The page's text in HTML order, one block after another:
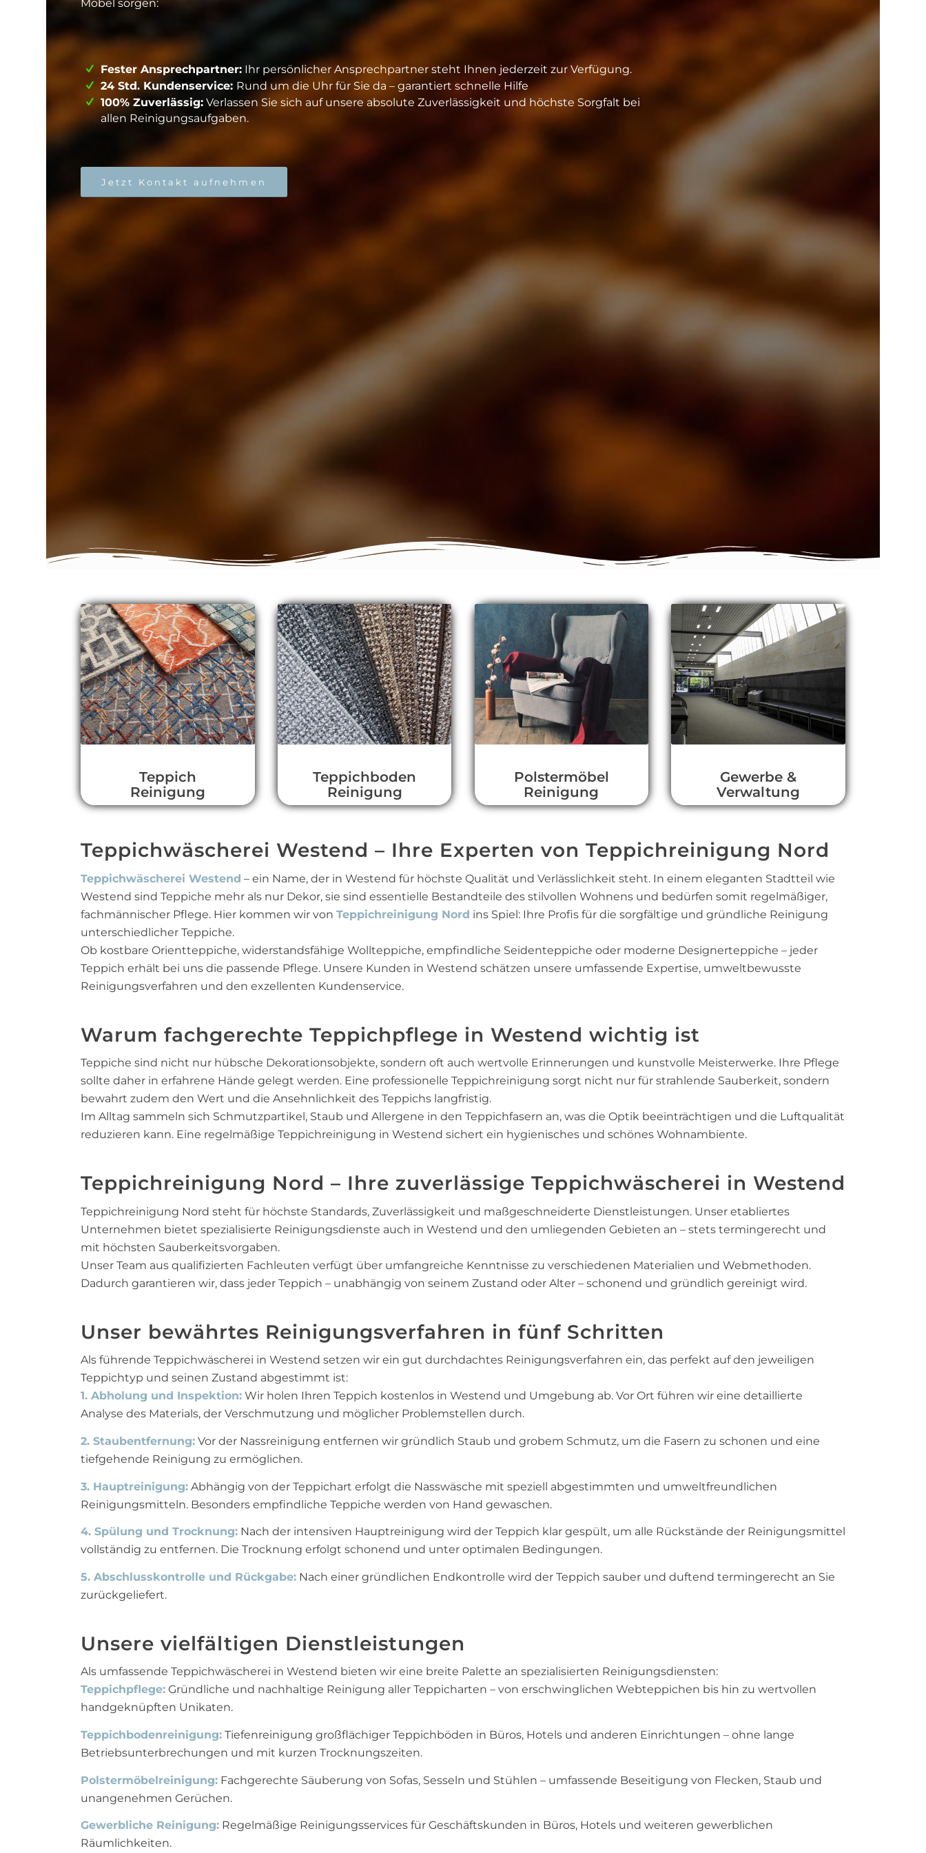
Möbel sorgen:
Fester Ansprechpartner: Ihr persönlicher Ansprechpartner steht Ihnen jederzeit zur Verfügung.
24 Std. Kundenservice: Rund um die Uhr für Sie da – garantiert schnelle Hilfe
100% Zuverlässig: Verlassen Sie sich auf unsere absolute Zuverlässigkeit und höchste Sorgfalt bei
allen Reinigungsaufgaben.
Jetzt Kontakt aufnehmen
Teppich
Reinigung
Teppichboden
Reinigung
Polstermöbel
Reinigung
Gewerbe &
Verwaltung
Teppichwäscherei Westend – Ihre Experten von Teppichreinigung Nord
Teppichwäscherei Westend – ein Name, der in Westend für höchste Qualität und Verlässlichkeit steht. In einem eleganten Stadtteil wie
Westend sind Teppiche mehr als nur Dekor, sie sind essentielle Bestandteile des stilvollen Wohnens und bedürfen somit regelmäßiger,
fachmännischer Pflege. Hier kommen wir von Teppichreinigung Nord ins Spiel: Ihre Profis für die sorgfältige und gründliche Reinigung
unterschiedlicher Teppiche.
Ob kostbare Orientteppiche, widerstandsfähige Wollteppiche, empfindliche Seidenteppiche oder moderne Designerteppiche – jeder
Teppich erhält bei uns die passende Pflege. Unsere Kunden in Westend schätzen unsere umfassende Expertise, umweltbewusste
Reinigungsverfahren und den exzellenten Kundenservice.
Warum fachgerechte Teppichpflege in Westend wichtig ist
Teppiche sind nicht nur hübsche Dekorationsobjekte, sondern oft auch wertvolle Erinnerungen und kunstvolle Meisterwerke. Ihre Pflege
sollte daher in erfahrene Hände gelegt werden. Eine professionelle Teppichreinigung sorgt nicht nur für strahlende Sauberkeit, sondern
bewahrt zudem den Wert und die Ansehnlichkeit des Teppichs langfristig.
Im Alltag sammeln sich Schmutzpartikel, Staub und Allergene in den Teppichfasern an, was die Optik beeinträchtigen und die Luftqualität
reduzieren kann. Eine regelmäßige Teppichreinigung in Westend sichert ein hygienisches und schönes Wohnambiente.
Teppichreinigung Nord – Ihre zuverlässige Teppichwäscherei in Westend
Teppichreinigung Nord steht für höchste Standards, Zuverlässigkeit und maßgeschneiderte Dienstleistungen. Unser etabliertes
Unternehmen bietet spezialisierte Reinigungsdienste auch in Westend und den umliegenden Gebieten an – stets termingerecht und
mit höchsten Sauberkeitsvorgaben.
Unser Team aus qualifizierten Fachleuten verfügt über umfangreiche Kenntnisse zu verschiedenen Materialien und Webmethoden.
Dadurch garantieren wir, dass jeder Teppich – unabhängig von seinem Zustand oder Alter – schonend und gründlich gereinigt wird.
Unser bewährtes Reinigungsverfahren in fünf Schritten
Als führende Teppichwäscherei in Westend setzen wir ein gut durchdachtes Reinigungsverfahren ein, das perfekt auf den jeweiligen
Teppichtyp und seinen Zustand abgestimmt ist:
1. Abholung und Inspektion: Wir holen Ihren Teppich kostenlos in Westend und Umgebung ab. Vor Ort führen wir eine detaillierte
Analyse des Materials, der Verschmutzung und möglicher Problemstellen durch.
2. Staubentfernung: Vor der Nassreinigung entfernen wir gründlich Staub und grobem Schmutz, um die Fasern zu schonen und eine
tiefgehende Reinigung zu ermöglichen.
3. Hauptreinigung: Abhängig von der Teppichart erfolgt die Nasswäsche mit speziell abgestimmten und umweltfreundlichen
Reinigungsmitteln. Besonders empfindliche Teppiche werden von Hand gewaschen.
4. Spülung und Trocknung: Nach der intensiven Hauptreinigung wird der Teppich klar gespült, um alle Rückstände der Reinigungsmittel
vollständig zu entfernen. Die Trocknung erfolgt schonend und unter optimalen Bedingungen.
5. Abschlusskontrolle und Rückgabe: Nach einer gründlichen Endkontrolle wird der Teppich sauber und duftend termingerecht an Sie
zurückgeliefert.
Unsere vielfältigen Dienstleistungen
Als umfassende Teppichwäscherei in Westend bieten wir eine breite Palette an spezialisierten Reinigungsdiensten:
Teppichpflege: Gründliche und nachhaltige Reinigung aller Teppicharten – von erschwinglichen Webteppichen bis hin zu wertvollen
handgeknüpften Unikaten.
Teppichbodenreinigung: Tiefenreinigung großflächiger Teppichböden in Büros, Hotels und anderen Einrichtungen – ohne lange
Betriebsunterbrechungen und mit kurzen Trocknungszeiten.
Polstermöbelreinigung: Fachgerechte Säuberung von Sofas, Sesseln und Stühlen – umfassende Beseitigung von Flecken, Staub und
unangenehmen Gerüchen.
Gewerbliche Reinigung: Regelmäßige Reinigungsservices für Geschäftskunden in Büros, Hotels und weiteren gewerblichen
Räumlichkeiten.